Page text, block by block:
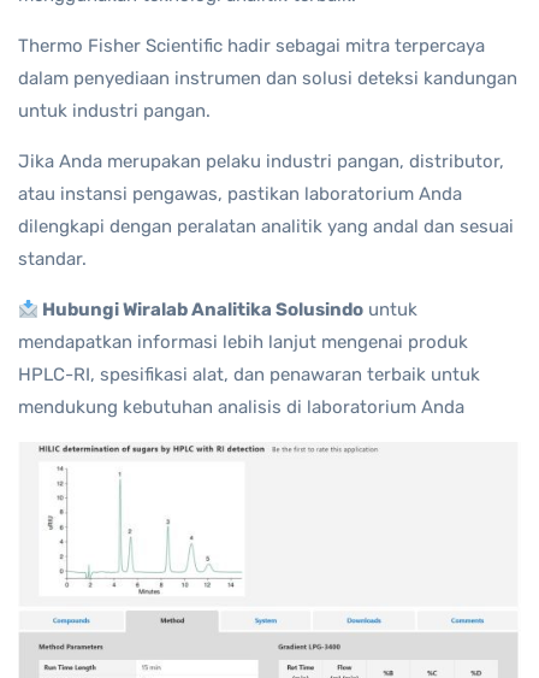
Thermo Fisher Scientific hadir sebagai mitra terpercaya
dalam penyediaan instrumen dan solusi deteksi kandungan
untuk industri pangan.
Jika Anda merupakan pelaku industri pangan, distributor,
atau instansi pengawas, pastikan laboratorium Anda
dilengkapi dengan peralatan analitik yang andal dan sesuai
standar.
Hubungi Wiralab Analitika Solusindo untuk
mendapatkan informasi lebih lanjut mengenai produk
HPLC-RI, spesifikasi alat, dan penawaran terbaik untuk
mendukung kebutuhan analisis di laboratorium Anda